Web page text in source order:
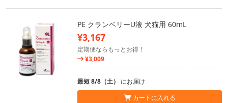
PE クランベリーU液 犬猫用 60mL
¥3,167
定期便ならもっとお得！
¥3,009
最短 8/8（土） にお届け
カートに入れる